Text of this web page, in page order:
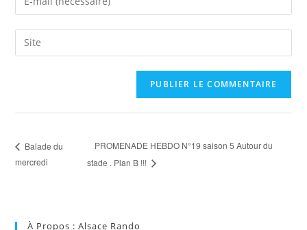
t
r
n
Balade du
mercredi
PROMENADE HEBDO N°19 saison 5 Autour du
stade . Plan B !!!
À Propos : Alsace Rando